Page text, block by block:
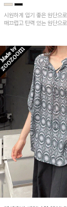
시원하게 입기 좋은 원단으
매끄럽고 탄력 있는 원단으